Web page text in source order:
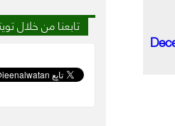
تابعنا من خلال